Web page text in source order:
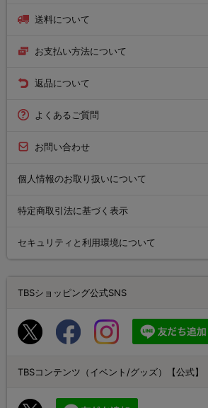
送料について
お支払い方法について
返品について
よくあるご質問
お問い合わせ
個人情報のお取り扱いについて
特定商取引法に基づく表示
セキュリティと利用環境について
TBSショッピング公式SNS
TBSコンテンツ（イベント/グッズ）【公式】